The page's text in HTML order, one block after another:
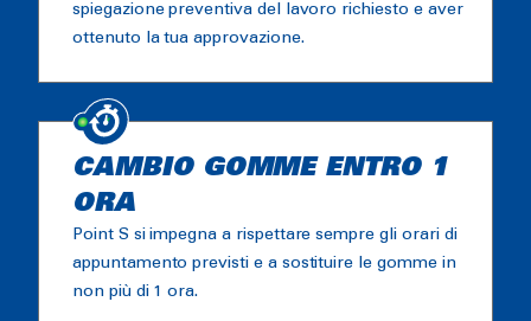
spiegazione preventiva del lavoro richiesto e aver
ottenuto la tua approvazione.
CAMBIO GOMME ENTRO 1
ORA
Point S si impegna a rispettare sempre gli orari di
appuntamento previsti e a sostituire le gomme in
non più di 1 ora.